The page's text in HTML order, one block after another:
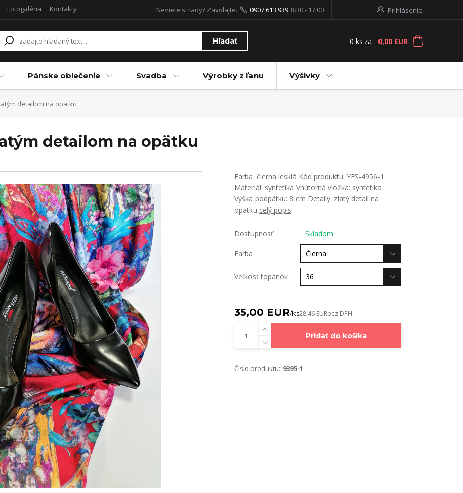
Fotogaléria Kontakty Prihlásenie
Hľadať
Neviete si rady? Zavolajte. 0907 613 939 8:30 - 17:00
0 ks za 0,00 EUR
Pánske oblečenie Svadba Výrobky z ľanu Výšivky
detailom na opätku
detailom na opätku
Farba: čierna lesklá Kód produktu: YES-4956-1
Materiál: syntetika Vnútorná vložka: syntetika
Výška podpätku: 8 cm Detaily: zlatý detail na
opätku celý popis
Dostupnosť Skladom
Farba
Veľkosť topánok
35,00 EUR/ks28,46 EURbez DPH
Pridať do košíka
Číslo produktu: 9395-1